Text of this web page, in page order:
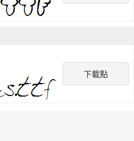
下載點